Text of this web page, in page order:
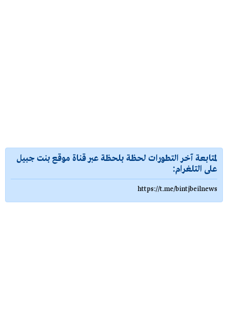
لمتابعة آخر التطورات لحظة بلحظة عبر قناة موقع بنت جبيل
على التلغرام:
https://t.me/bintjbeilnews